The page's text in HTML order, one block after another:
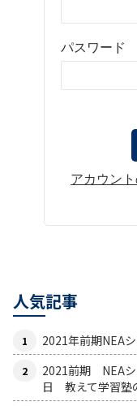
パスワード
アカウン
人気記事
2021年前期NEA
2021前期 NEA
日 教えて学習塾